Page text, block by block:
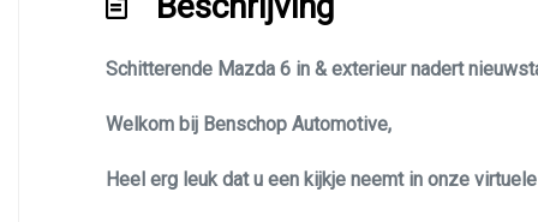
Led verlichting
Lichtmetalen velgen 19"
Schitterende Mazda 6 in & exterieur nadert
Welkom bij Benschop Automotive,
Heel erg leuk dat u een kijkje neemt in onze